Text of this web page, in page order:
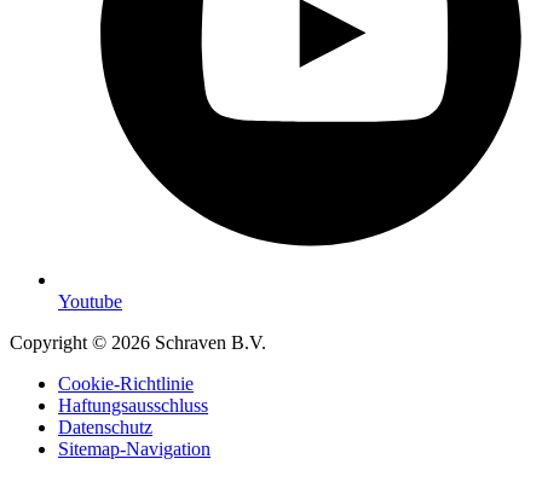
Youtube
Copyright © 2026 Schraven B.V.
Cookie-Richtlinie
Haftungsausschluss
Datenschutz
Sitemap-Navigation